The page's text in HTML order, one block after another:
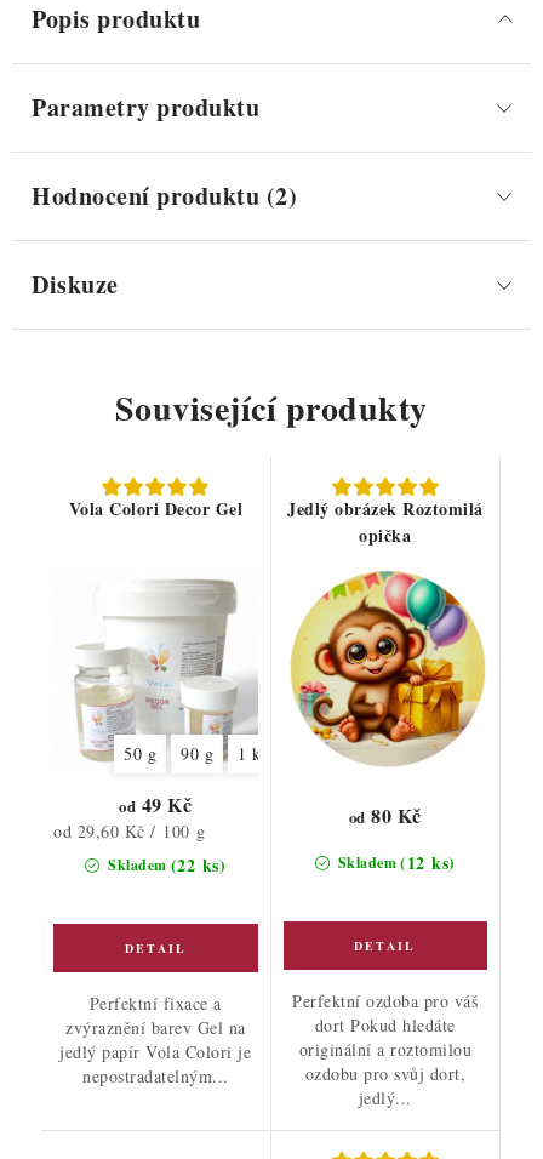
Popis produktu
Parametry produktu
Hodnocení produktu (2)
Diskuze
Související produkty
Vola Colori Decor Gel
50 g 90 g 1 kg
Skladem (22 ks)
od 49 Kč
Měrná
cena:
od 29,60 Kč / 100 g
Perfektní fixace a
zvýraznění barev Gel na
jedlý papír Vola Colori je
nepostradatelným...
Jedlý obrázek Roztomilá
opička
Skladem(12 ks)
od 80 Kč
Perfektní ozdoba pro váš
dort Pokud hledáte
originální a roztomilou
ozdobu pro svůj dort,
jedlý...